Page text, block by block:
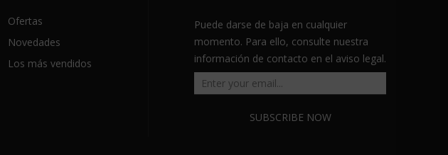
Ofertas
Novedades
Los más vendidos
Puede darse de baja en cualquier
momento. Para ello, consulte nuestra
información de contacto en el aviso legal.